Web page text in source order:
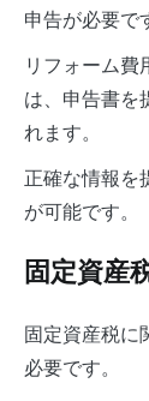
申告が必要で
リフォーム費
は、申告書を
れます。
正確な情報を
が可能です。
固定資産
固定資産税に
必要です。